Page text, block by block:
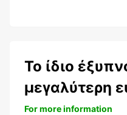
Το ίδιο
μεγαλύτερη
For more information